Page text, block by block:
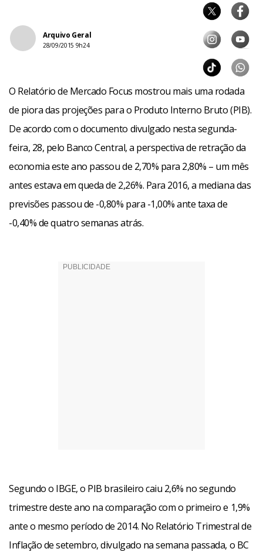
Arquivo Geral
28/09/2015 9h24
O Relatório de Mercado Focus mostrou mais uma rodada
de piora das projeções para o Produto Interno Bruto (PIB).
De acordo com o documento divulgado nesta segunda-
feira, 28, pelo Banco Central, a perspectiva de retração da
economia este ano passou de 2,70% para 2,80% – um mês
antes estava em queda de 2,26%. Para 2016, a mediana das
previsões passou de -0,80% para -1,00% ante taxa de
-0,40% de quatro semanas atrás.
Segundo o IBGE, o PIB brasileiro caiu 2,6% no segundo
trimestre deste ano na comparação com o primeiro e 1,9%
ante o mesmo período de 2014. No Relatório Trimestral de
Inflação de setembro, divulgado na semana passada, o BC